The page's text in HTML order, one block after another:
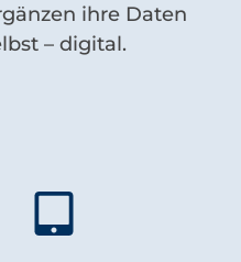
ihre Daten
– digital.